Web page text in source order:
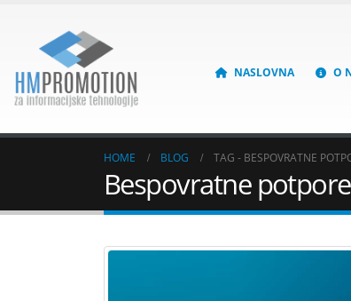
NASLOVNA O
HOME BLOG TAG - BESPOVRATNE
Bespovratne